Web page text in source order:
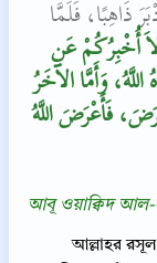
ذَاهِبًا، فَلَمَّا
أُخْبِرُكُمْ عَنِ
اللَّهُ، وَأَمَّا الآخَرُ
فَأَعْرَضَ اللَّهُ
আবূ ওয়াক্বিদ আল-
আল্লাহর রসূল